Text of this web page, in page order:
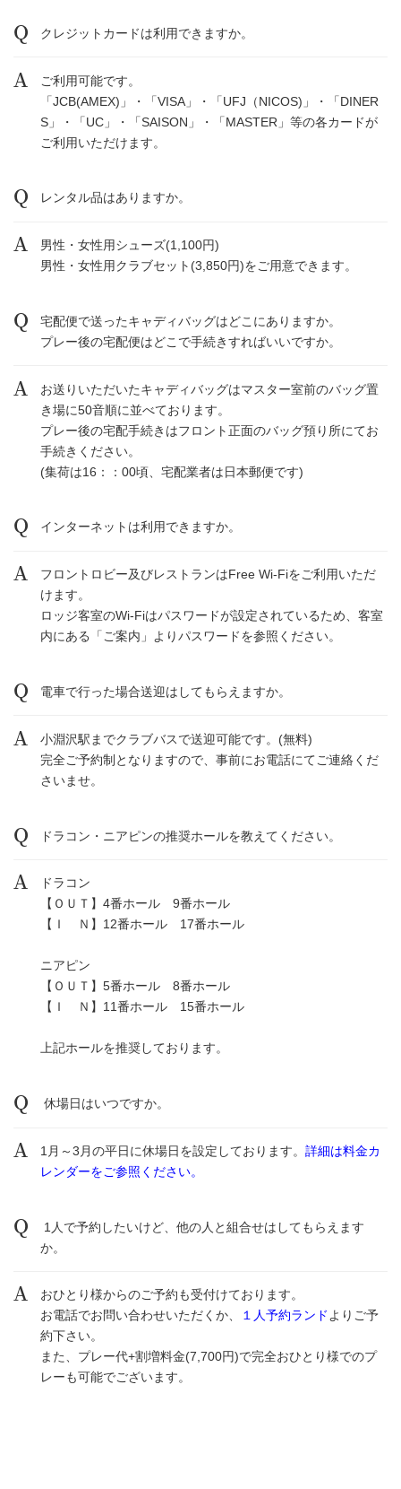
クレジットカードは利用できますか。
ご利用可能です。
「JCB(AMEX)」・「VISA」・「UFJ（NICOS)」・「DINER
S」・「UC」・「SAISON」・「MASTER」等の各カードが
ご利用いただけます。
レンタル品はありますか。
男性・女性用シューズ(1,100円)
男性・女性用クラブセット(3,850円)をご用意できます。
宅配便で送ったキャディバッグはどこにありますか。
プレー後の宅配便はどこで手続きすればいいですか。
お送りいただいたキャディバッグはマスター室前のバッグ置
き場に50音順に並べております。
プレー後の宅配手続きはフロント正面のバッグ預り所にてお
手続きください。
(集荷は16：：00頃、宅配業者は日本郵便です)
インターネットは利用できますか。
フロントロビー及びレストランはFree Wi-Fiをご利用いただ
けます。
ロッジ客室のWi-Fiはパスワードが設定されているため、客室
内にある「ご案内」よりパスワードを参照ください。
電車で行った場合送迎はしてもらえますか。
小淵沢駅までクラブバスで送迎可能です。(無料)
完全ご予約制となりますので、事前にお電話にてご連絡くだ
さいませ。
ドラコン・ニアピンの推奨ホールを教えてください。
ドラコン
【ＯＵＴ】4番ホール 9番ホール
【Ｉ Ｎ】12番ホール 17番ホール
ニアピン
【ＯＵＴ】5番ホール 8番ホール
【Ｉ Ｎ】11番ホール 15番ホール
上記ホールを推奨しております。
休場日はいつですか。
1月～3月の平日に休場日を設定しております。 詳細は料金カ
レンダーをご参照ください。
1人で予約したいけど、他の人と組合せはしてもらえます
か。
おひとり様からのご予約も受付けております。
お電話でお問い合わせいただくか、
１人予約ランドよりご予
約下さい。
また、プレー代+割増料金(7,700円)で完全おひとり様でのプ
レーも可能でございます。